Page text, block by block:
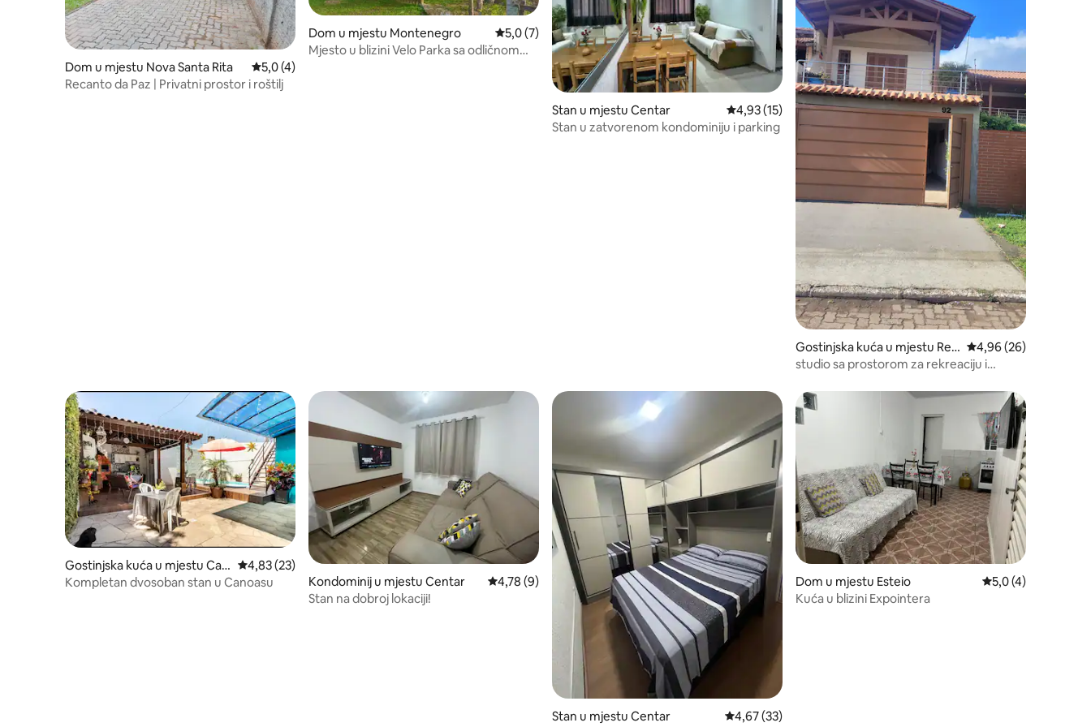
Dom u mjestu Nova Santa Rita Prosječna ocjena: 5,0 od 5, recenzija: 4
5,0 (4)
Recanto da Paz | Privatni prostor i roštilj
Dom u mjestu Montenegro Prosječna ocjena: 5,0 od 5, recenzija: 7
5,0 (7)
Mjesto u blizini Velo Parka sa odličnom
Stan u mjestu Centar Prosječna ocjena: 4,93 od 5, recenzija: 15
4,93 (15)
Stan u zatvorenom kondominiju i parking
Gostinjska kuća u mjestu Resi
dencial Cinco Colônias
Prosječna ocjena:
4,96 (26)
studio sa prostorom za rekreaciju i
Gostinjska kuća u mjestu Can
oas
Prosječna ocjena: 4,83 od 5, recenzija: 23
4,83 (23)
Kompletan dvosoban stan u Canoasu
Kondominij u mjestu Centar Prosječna ocjena: 4,78 od 5, recenzija: 9
4,78 (9)
Stan na dobroj lokaciji!
Stan u mjestu Centar Prosječna ocjena: 4,67 od 5, recenzija: 33
4,67 (33)
Dom u mjestu Esteio Prosječna ocjena:
5,0 (4)
Kuća u blizini Expointera